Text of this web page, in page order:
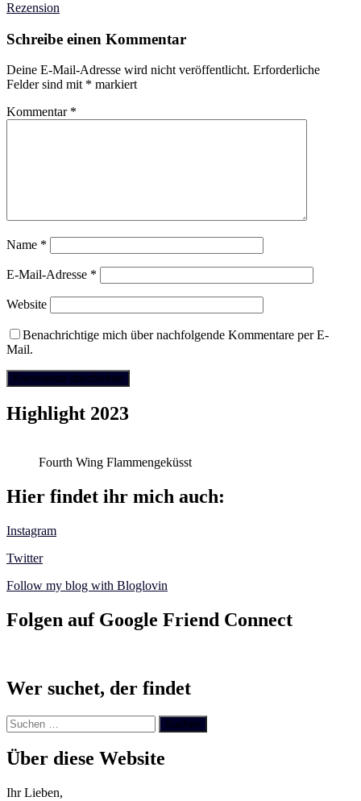
Rezension
Schreibe einen Kommentar
Deine E-Mail-Adresse wird nicht veröffentlicht. Erforderliche
Felder sind mit * markiert
Kommentar *
Name *
E-Mail-Adresse *
Website
Benachrichtige mich über nachfolgende Kommentare per E-
Mail.
Highlight 2023
Fourth Wing Flammengeküsst
Hier findet ihr mich auch:
Instagram
Twitter
Follow my blog with Bloglovin
Folgen auf Google Friend Connect
Wer suchet, der findet
Suchen
nach:
Über diese Website
Ihr Lieben,